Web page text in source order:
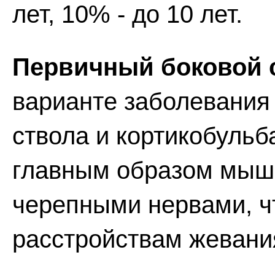
лет, 10% - до 10 лет.
Первичный боковой
варианте
ствола и
главным образом
черепными нервами,
расстройствам